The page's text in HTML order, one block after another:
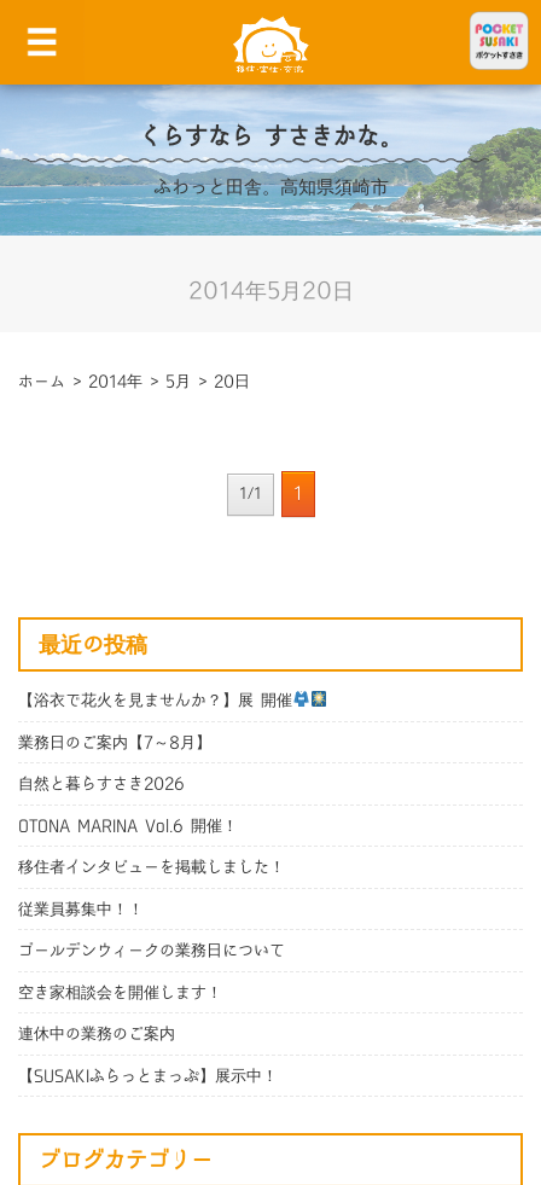
くらすなら すさきかな。
ふわっと田舎。高知県須崎市
2014年5月20日
ホーム > 2014年 > 5月 > 20日
1/1 1
最近の投稿
【浴衣で花火を見ませんか？】展 開催
業務日のご案内【7～8月】
自然と暮らすさき2026
OTONA MARINA Vol.6 開催！
移住者インタビューを掲載しました！
従業員募集中！！
ゴールデンウィークの業務日について
空き家相談会を開催します！
連休中の業務のご案内
【SUSAKIふらっとまっぷ】展示中！
ブログカテゴリー